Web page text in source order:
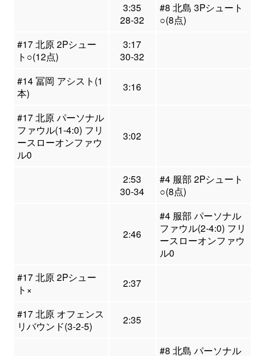
3:35
28-32
#8 北島 3Pシュート
○(8点)
#17 北原 2Pシュー
ト○(12点)
3:17
30-32
#14 冨岡 アシスト(1
本)
3:16
#17 北原 パーソナル
ファウル(1-4:0) フリ
ースローオンファウ
ル0
3:02
2:53
30-34
#4 服部 2Pシュート
○(8点)
2:46
#4 服部 パーソナル
ファウル(2-4:0) フリ
ースローオンファウ
ル0
#17 北原 2Pシュー
ト×
2:37
#17 北原 オフェンス
リバウンド(3-2-5)
2:35
#8 北島 パーソナル